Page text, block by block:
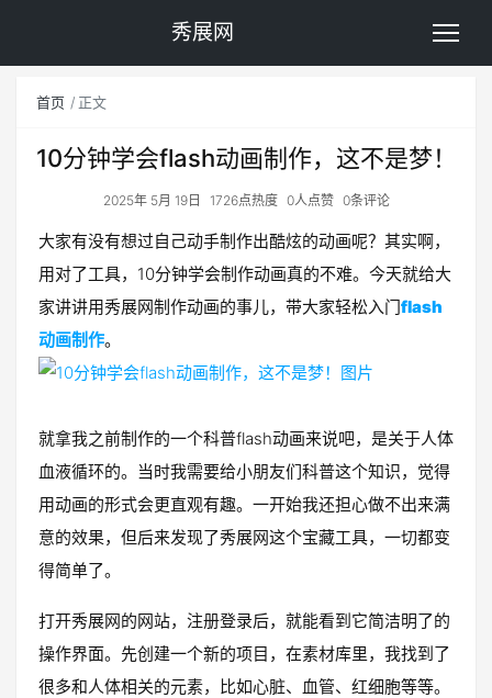
秀展网
首页 正文
10分钟学会flash动画制作，这不是梦！
2025年 5月 19日 1726点热度 0人点赞 0条评论
大家有没有想过自己动手制作出酷炫的动画呢？其实啊，
用对了工具，10分钟学会制作动画真的不难。今天就给大
家讲讲用秀展网制作动画的事儿，带大家轻松入门flash
动画制作。
就拿我之前制作的一个科普flash动画来说吧，是关于人体
血液循环的。当时我需要给小朋友们科普这个知识，觉得
用动画的形式会更直观有趣。一开始我还担心做不出来满
意的效果，但后来发现了秀展网这个宝藏工具，一切都变
得简单了。
打开秀展网的网站，注册登录后，就能看到它简洁明了的
操作界面。先创建一个新的项目，在素材库里，我找到了
很多和人体相关的元素，比如心脏、血管、红细胞等等。